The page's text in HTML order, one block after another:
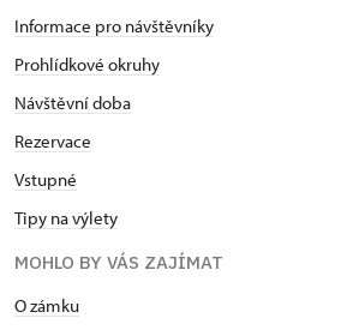
Informace pro návštěvníky
Prohlídkové okruhy
Návštěvní doba
Rezervace
Vstupné
Tipy na výlety
MOHLO BY VÁS ZAJÍMAT
O zámku